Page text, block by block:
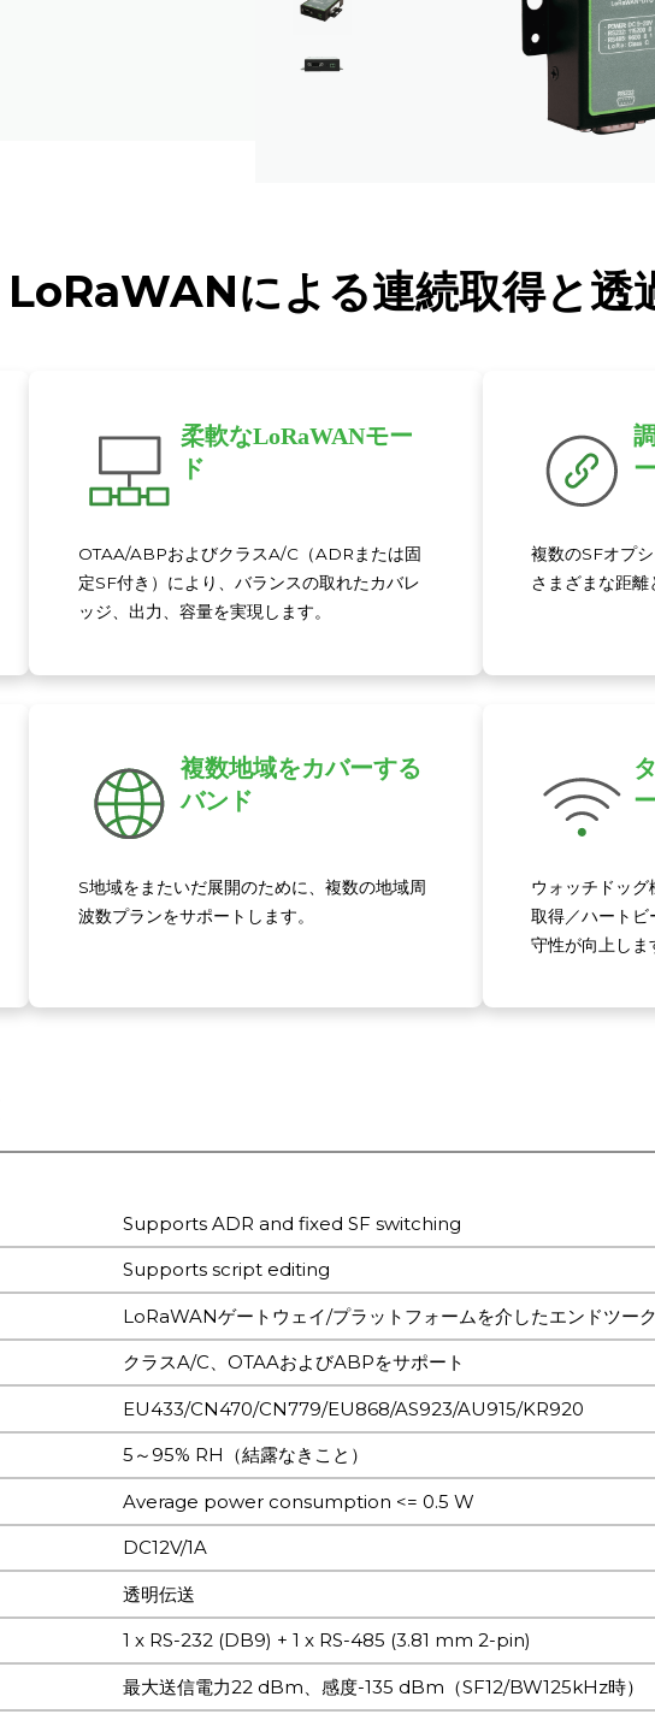
LoRaWANによる連続取得と透
柔軟なLoRaWANモー
ド
OTAA/ABPおよびクラスA/C（ADRまたは固
定SF付き）により、バランスの取れたカバレ
ッジ、出力、容量を実現します。
複数のSFオプ
さまざまな距離
複数地域をカバーする
バンド
S地域をまたいだ展開のために、複数の地域周
波数プランをサポートします。
ウォッチドッグ
取得／ハートビ
守性が向上しま
Supports ADR and fixed SF switching
Supports script editing
LoRaWANゲートウェイ/プラットフォームを介したエンドツー
クラスA/C、OTAAおよびABPをサポート
EU433/CN470/CN779/EU868/AS923/AU915/KR920
5～95% RH（結露なきこと）
Average power consumption <= 0.5 W
DC12V/1A
透明伝送
1 x RS-232 (DB9) + 1 x RS-485 (3.81 mm 2-pin)
最大送信電力22 dBm、感度-135 dBm（SF12/BW125kHz時）